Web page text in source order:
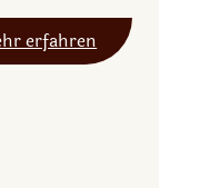
erfahren
B